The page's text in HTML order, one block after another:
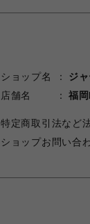
ショップ名
ジ
店舗名
福
特定商取引法など
ショップお問い合